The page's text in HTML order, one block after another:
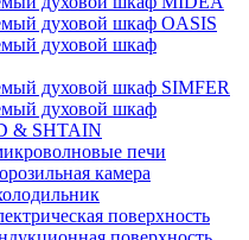
духовой шкаф OASIS
духовой шкаф
духовой шкаф SIMFER
духовой шкаф
& SHTAIN
печи
камера
поверхность